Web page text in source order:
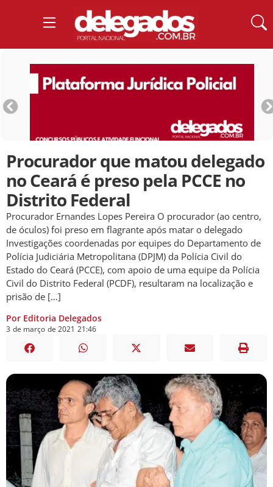
Procurador que matou delegado
no Ceará é preso pela PCCE no
Distrito Federal
Procurador Ernandes Lopes Pereira O procurador (ao centro,
de óculos) foi preso em flagrante após matar o delegado
Investigações coordenadas por equipes do Departamento de
Polícia Judiciária Metropolitana (DPJM) da Polícia Civil do
Estado do Ceará (PCCE), com apoio de uma equipe da Polícia
Civil do Distrito Federal (PCDF), resultaram na localização e
prisão de […]
Por Editoria Delegados
3 de março de 2021 21:46